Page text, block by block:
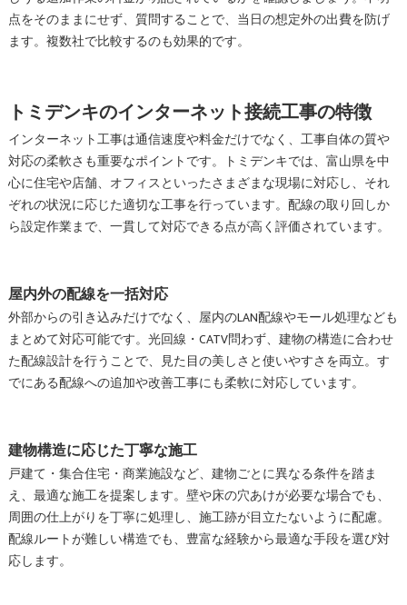
点をそのままにせず、質問することで、当日の想定外の出費を防げ
ます。複数社で比較するのも効果的です。
トミデンキのインターネット接続工事の特徴
インターネット工事は通信速度や料金だけでなく、工事自体の質や
対応の柔軟さも重要なポイントです。トミデンキでは、富山県を中
心に住宅や店舗、オフィスといったさまざまな現場に対応し、それ
ぞれの状況に応じた適切な工事を行っています。配線の取り回しか
ら設定作業まで、一貫して対応できる点が高く評価されています。
屋内外の配線を一括対応
外部からの引き込みだけでなく、屋内のLAN配線やモール処理なども
まとめて対応可能です。光回線・CATV問わず、建物の構造に合わせ
た配線設計を行うことで、見た目の美しさと使いやすさを両立。す
でにある配線への追加や改善工事にも柔軟に対応しています。
建物構造に応じた丁寧な施工
戸建て・集合住宅・商業施設など、建物ごとに異なる条件を踏ま
え、最適な施工を提案します。壁や床の穴あけが必要な場合でも、
周囲の仕上がりを丁寧に処理し、施工跡が目立たないように配慮。
配線ルートが難しい構造でも、豊富な経験から最適な手段を選び対
応します。